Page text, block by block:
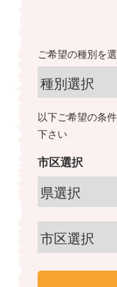
ご希望の種別を
以下ご希望の条
下さい
市区選択